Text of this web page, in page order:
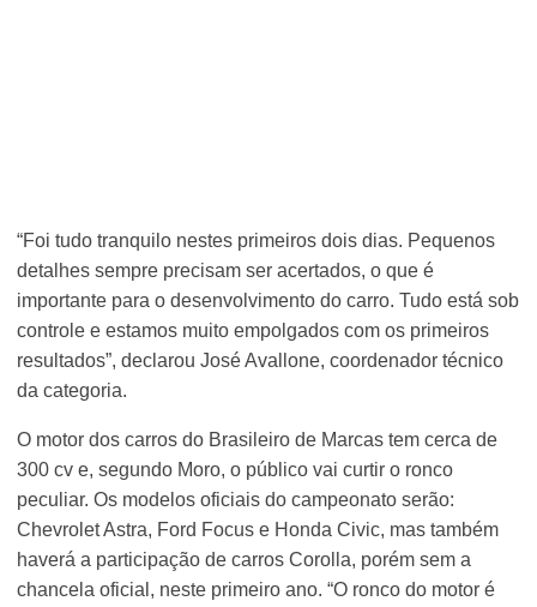
“Foi tudo tranquilo nestes primeiros dois dias. Pequenos
detalhes sempre precisam ser acertados, o que é
importante para o desenvolvimento do carro. Tudo está sob
controle e estamos muito empolgados com os primeiros
resultados”, declarou José Avallone, coordenador técnico
da categoria.
O motor dos carros do Brasileiro de Marcas tem cerca de
300 cv e, segundo Moro, o público vai curtir o ronco
peculiar. Os modelos oficiais do campeonato serão:
Chevrolet Astra, Ford Focus e Honda Civic, mas também
haverá a participação de carros Corolla, porém sem a
chancela oficial, neste primeiro ano. “O ronco do motor é